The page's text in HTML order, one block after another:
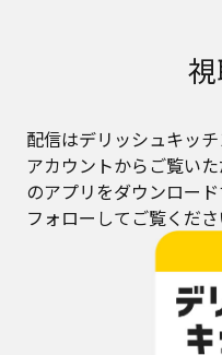
配信はデリッシュキッ
アカウントからご覧い
のアプリをダウンロー
フォローしてご覧くださ